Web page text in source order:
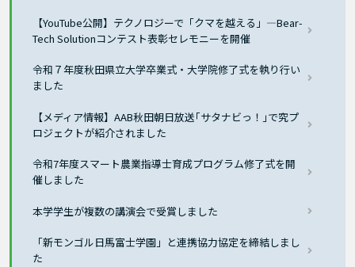
【YouTube公開】テクノロジーで「クマを越える」―Bear-
Tech Solutionコンテスト表彰セレモニーを開催
令和７年度秋田県立大学卒業式・大学院修了式を執り行い
ました
【メディア情報】AAB秋田朝日放送｢サタナビっ！｣で究プ
ロジェクトが紹介されました
令和7年度スマート農業指導士育成プログラム修了式を開
催しました
本学学生が複数の講演会で受賞しました
「新モンゴル日馬富士学園」と連携協力協定を締結しまし
た